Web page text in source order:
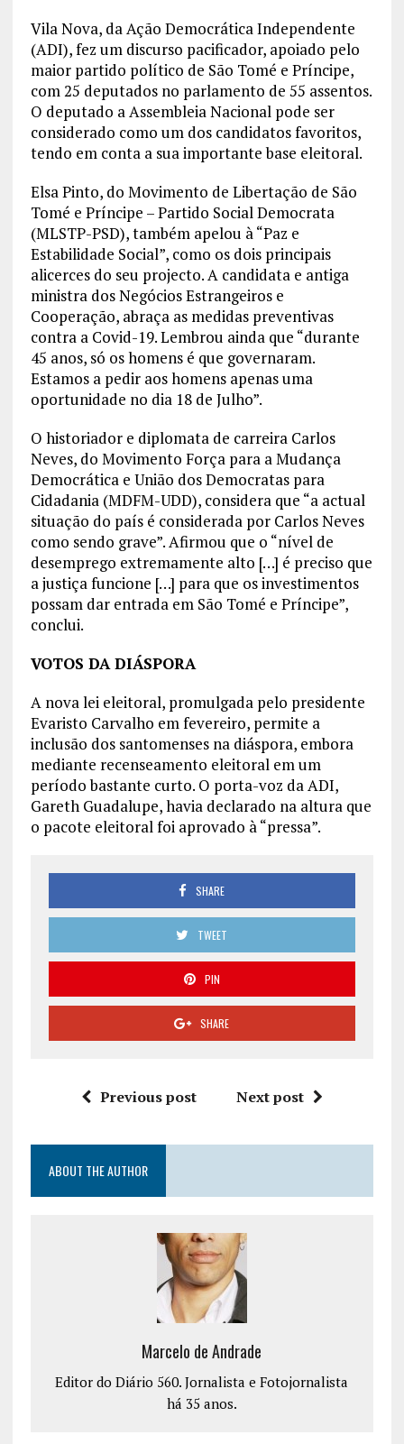
Vila Nova, da Ação Democrática Independente
(ADI), fez um discurso pacificador, apoiado pelo
maior partido político de São Tomé e Príncipe,
com 25 deputados no parlamento de 55 assentos.
O deputado a Assembleia Nacional pode ser
considerado como um dos candidatos favoritos,
tendo em conta a sua importante base eleitoral.
Elsa Pinto, do Movimento de Libertação de São
Tomé e Príncipe – Partido Social Democrata
(MLSTP-PSD), também apelou à “Paz e
Estabilidade Social”, como os dois principais
alicerces do seu projecto. A candidata e antiga
ministra dos Negócios Estrangeiros e
Cooperação, abraça as medidas preventivas
contra a Covid-19. Lembrou ainda que “durante
45 anos, só os homens é que governaram.
Estamos a pedir aos homens apenas uma
oportunidade no dia 18 de Julho”.
O historiador e diplomata de carreira Carlos
Neves, do Movimento Força para a Mudança
Democrática e União dos Democratas para
Cidadania (MDFM-UDD), considera que “a actual
situação do país é considerada por Carlos Neves
como sendo grave”. Afirmou que o “nível de
desemprego extremamente alto […] é preciso que
a justiça funcione […] para que os investimentos
possam dar entrada em São Tomé e Príncipe”,
conclui.
VOTOS DA DIÁSPORA
A nova lei eleitoral, promulgada pelo presidente
Evaristo Carvalho em fevereiro, permite a
inclusão dos santomenses na diáspora, embora
mediante recenseamento eleitoral em um
período bastante curto. O porta-voz da ADI,
Gareth Guadalupe, havia declarado na altura que
o pacote eleitoral foi aprovado à “pressa”.
SHARE
TWEET
PIN
SHARE
Previous post Next post
ABOUT THE AUTHOR
Marcelo de Andrade
Editor do Diário 560. Jornalista e Fotojornalista
há 35 anos.